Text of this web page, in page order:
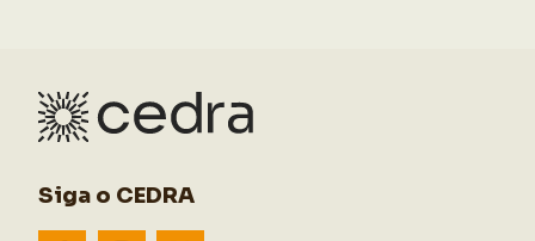
Siga o CEDRA